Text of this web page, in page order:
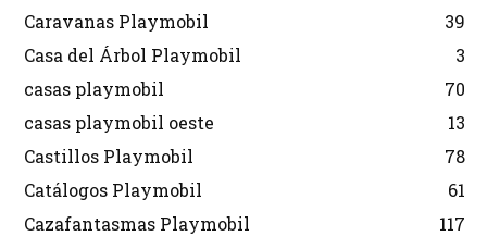
Caravanas Playmobil
39
Casa del Árbol Playmobil
3
casas playmobil
70
casas playmobil oeste
13
Castillos Playmobil
78
Catálogos Playmobil
61
Cazafantasmas Playmobil
117